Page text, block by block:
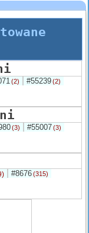
(2) #55239(2)
(3) #55007(3)
#8676(315)